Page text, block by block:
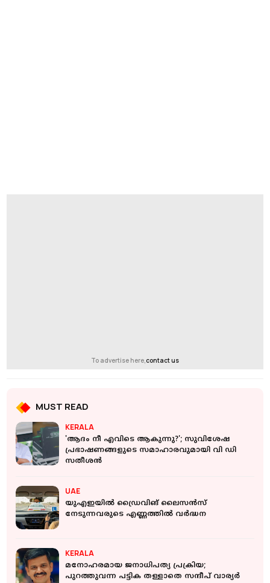
To advertise here,contact us
MUST READ
KERALA
'ആദം നീ എവിടെ ആകുന്നു?'; സുവിശേഷ
പ്രഭാഷണങ്ങളുടെ സമാഹാരവുമായി വി ഡി
സതീശന്‍
UAE
യുഎഇയിൽ ഡ്രൈവിങ് ലൈസൻസ്
നേടുന്നവരുടെ എണ്ണത്തിൽ വർദ്ധന
KERALA
മനോഹരമായ ജനാധിപത്യ പ്രക്രിയ;
പുറത്തുവന്ന പട്ടിക തള്ളാതെ സന്ദീപ് വാര്യർ